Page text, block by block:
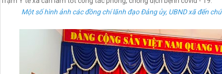
Một số hình ảnh các đồng chí lãnh đạo Đảng ủy, UBND xã đến